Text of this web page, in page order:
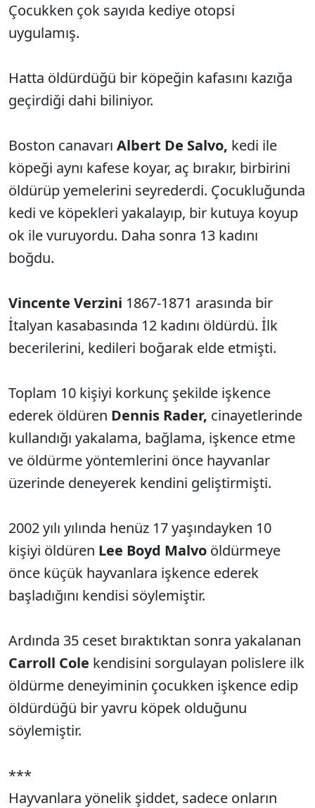
Çocukken çok sayıda kediye otopsi
uygulamış.
Hatta öldürdüğü bir köpeğin kafasını kazığa
geçirdiği dahi biliniyor.
Boston canavarı Albert De Salvo, kedi ile
köpeği aynı kafese koyar, aç bırakır, birbirini
öldürüp yemelerini seyrederdi. Çocukluğunda
kedi ve köpekleri yakalayıp, bir kutuya koyup
ok ile vuruyordu. Daha sonra 13 kadını
boğdu.
Vincente Verzini 1867-1871 arasında bir
İtalyan kasabasında 12 kadını öldürdü. İlk
becerilerini, kedileri boğarak elde etmişti.
Toplam 10 kişiyi korkunç şekilde işkence
ederek öldüren Dennis Rader, cinayetlerinde
kullandığı yakalama, bağlama, işkence etme
ve öldürme yöntemlerini önce hayvanlar
üzerinde deneyerek kendini geliştirmişti.
2002 yılı yılında henüz 17 yaşındayken 10
kişiyi öldüren Lee Boyd Malvo öldürmeye
önce küçük hayvanlara işkence ederek
başladığını kendisi söylemiştir.
Ardında 35 ceset bıraktıktan sonra yakalanan
Carroll Cole kendisini sorgulayan polislere ilk
öldürme deneyiminin çocukken işkence edip
öldürdüğü bir yavru köpek olduğunu
söylemiştir.
***
Hayvanlara yönelik şiddet, sadece onların